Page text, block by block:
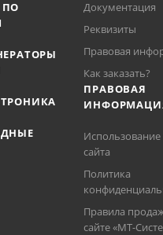
Документация
Реквизиты
Правовая
Как заказать?
ПРАВОВАЯ
сайта
Политика
Правила
сайте «МТ-